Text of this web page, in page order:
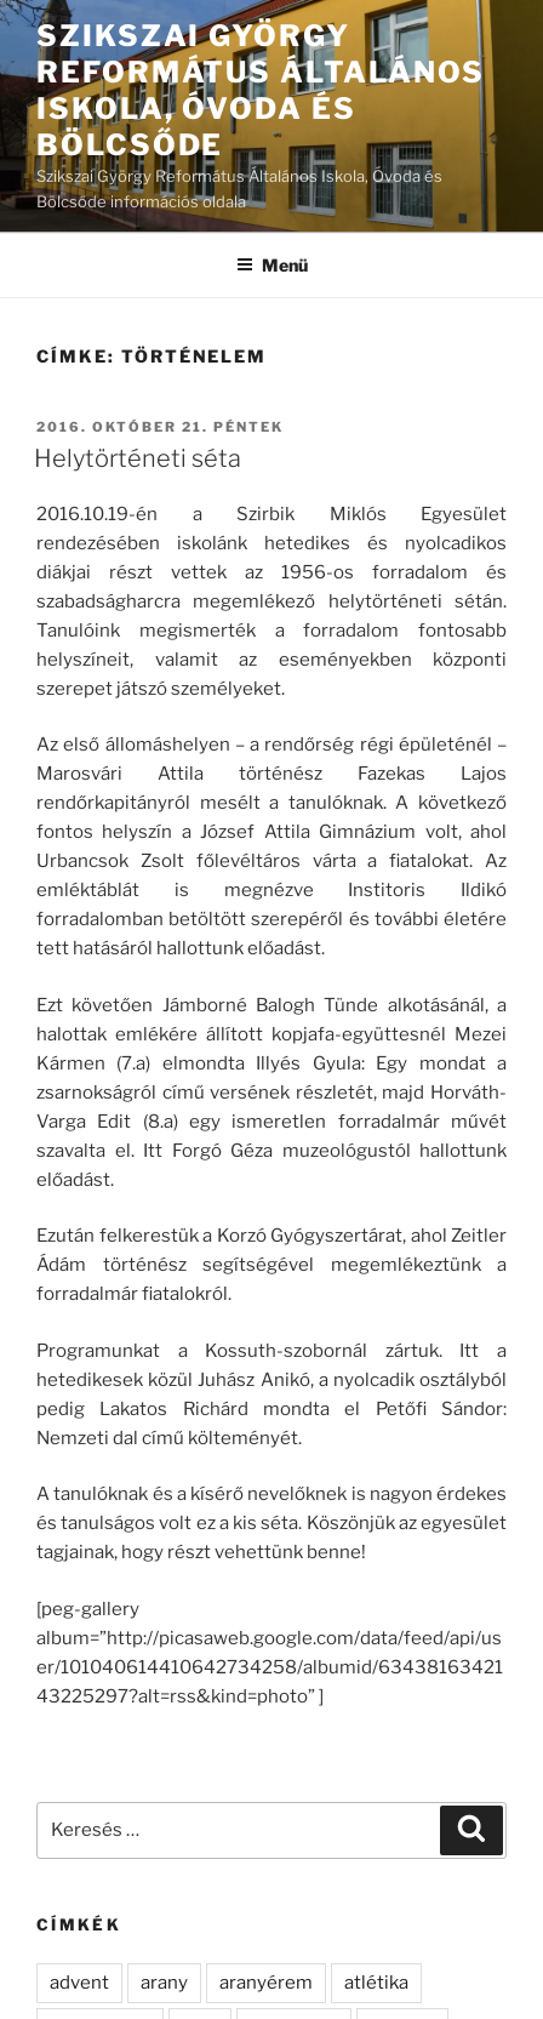
Tartalomhoz
SZIKSZAI GYÖRGY
REFORMÁTUS ÁLTALÁNOS
ISKOLA, ÓVODA ÉS
BÖLCSŐDE
Szikszai György Református Általános Iskola, Óvoda és
Bölcsőde információs oldala
Menü
CÍMKE: TÖRTÉNELEM
BEKÜLDVE:
2016. OKTÓBER 21. PÉNTEK
Helytörténeti séta
2016.10.19-én a Szirbik Miklós Egyesület
rendezésében iskolánk hetedikes és nyolcadikos
diákjai részt vettek az 1956-os forradalom és
szabadságharcra megemlékező helytörténeti sétán.
Tanulóink megismerték a forradalom fontosabb
helyszíneit, valamit az eseményekben központi
szerepet játszó személyeket.
Az első állomáshelyen – a rendőrség régi épületénél –
Marosvári Attila történész Fazekas Lajos
rendőrkapitányról mesélt a tanulóknak. A következő
fontos helyszín a József Attila Gimnázium volt, ahol
Urbancsok Zsolt főlevéltáros várta a fiatalokat. Az
emléktáblát is megnézve Institoris Ildikó
forradalomban betöltött szerepéről és további életére
tett hatásáról hallottunk előadást.
Ezt követően Jámborné Balogh Tünde alkotásánál, a
halottak emlékére állított kopjafa-együttesnél Mezei
Kármen (7.a) elmondta Illyés Gyula: Egy mondat a
zsarnokságról című versének részletét, majd Horváth-
Varga Edit (8.a) egy ismeretlen forradalmár művét
szavalta el. Itt Forgó Géza muzeológustól hallottunk
előadást.
Ezután felkerestük a Korzó Gyógyszertárat, ahol Zeitler
Ádám történész segítségével megemlékeztünk a
forradalmár fiatalokról.
Programunkat a Kossuth-szobornál zártuk. Itt a
hetedikesek közül Juhász Anikó, a nyolcadik osztályból
pedig Lakatos Richárd mondta el Petőfi Sándor:
Nemzeti dal című költeményét.
A tanulóknak és a kísérő nevelőknek is nagyon érdekes
és tanulságos volt ez a kis séta. Köszönjük az egyesület
tagjainak, hogy részt vehettünk benne!
[peg-gallery
album=”http://picasaweb.google.com/data/feed/api/us
er/101040614410642734258/albumid/63438163421
43225297?alt=rss&kind=photo” ]
CÍMKÉK
advent arany aranyérem atlétika